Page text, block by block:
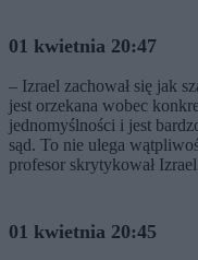
01 kwietnia 20:47
– Izrael zachował się jak
jest orzekana wobec
jednomyślności i jest
sąd. To nie ulega
profesor skrytykował
01 kwietnia 20:45